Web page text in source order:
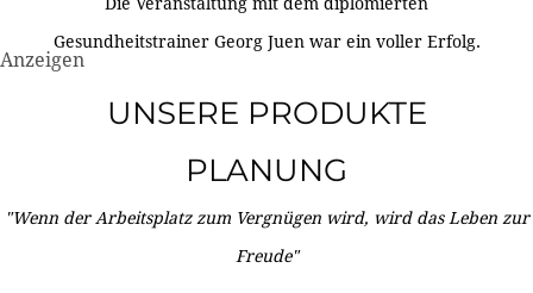
Gesundheitstrainer Georg Juen war ein voller Erfolg.
Anzeigen
UNSERE PRODUKTE
PLANUNG
"Wenn der Arbeitsplatz zum Vergnügen wird, wird das Leben zur
Freude"